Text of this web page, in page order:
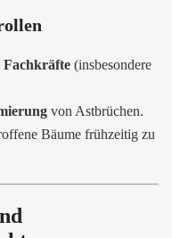
Fachkräfte (insbesondere
von Astbrüchen.
Bäume frühzeitig zu